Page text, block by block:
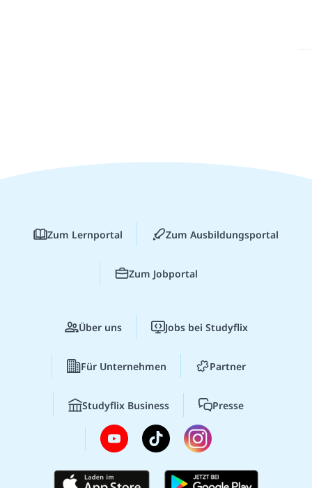
Zum Lernportal Zum Ausbildungsportal
Zum Jobportal
Über uns Jobs bei Studyflix
Für Unternehmen Partner
Studyflix Business Presse